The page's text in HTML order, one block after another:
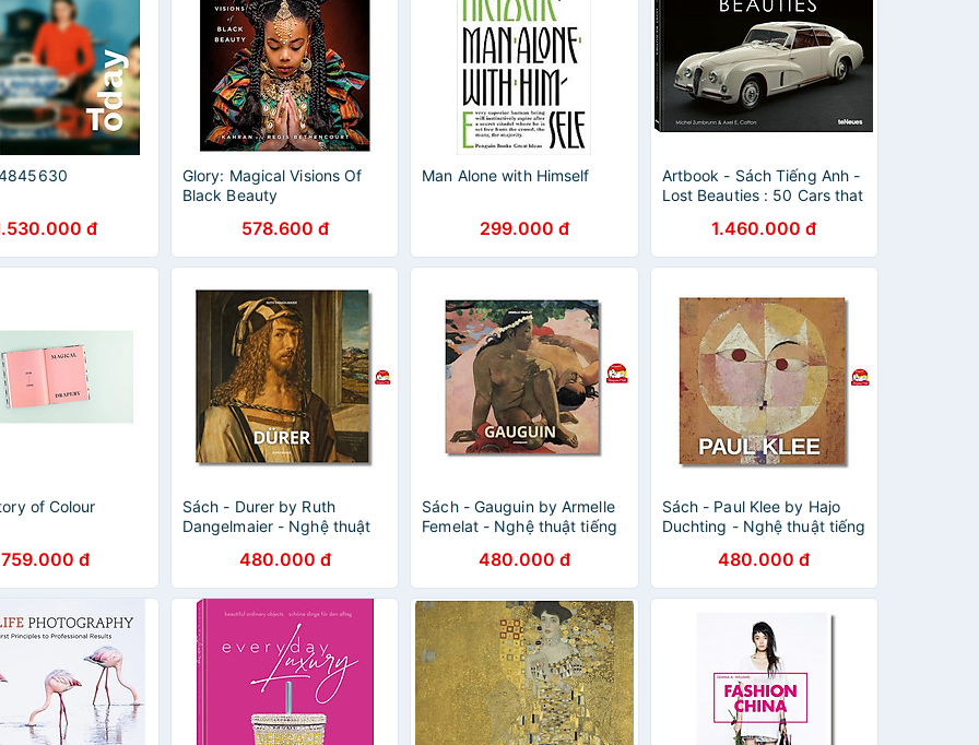
đ
Glory: Magical Visions Of
Black Beauty
578.600 đ
Man Alone with Himself
299.000 đ
Artbook - Sách Tiếng Anh -
Lost Beauties : 50 Cars that
1.460.000 đ
of Colour
759.000 đ
Sách - Durer by Ruth
Dangelmaier - Nghệ thuật
480.000 đ
Sách - Gauguin by Armelle
Femelat - Nghệ thuật tiếng
480.000 đ
Sách - Paul Klee by Hajo
Duchting - Nghệ thuật tiếng
480.000 đ